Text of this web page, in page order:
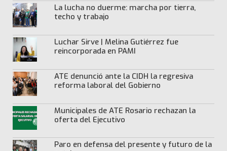
La lucha no duerme: marcha por tierra,
techo y trabajo
Luchar Sirve | Melina Gutiérrez fue
reincorporada en PAMI
ATE denunció ante la CIDH la regresiva
reforma laboral del Gobierno
Municipales de ATE Rosario rechazan la
oferta del Ejecutivo
Paro en defensa del presente y futuro de la